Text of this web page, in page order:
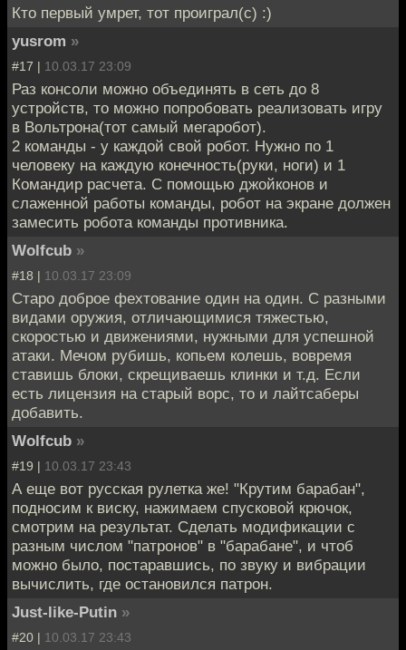
Кто первый умрет, тот проиграл(с) :)
yusrom »
#17 | 10.03.17 23:09
Раз консоли можно объединять в сеть до 8
устройств, то можно попробовать реализовать игру
в Вольтрона(тот самый мегаробот).
2 команды - у каждой свой робот. Нужно по 1
человеку на каждую конечность(руки, ноги) и 1
Командир расчета. С помощью джойконов и
слаженной работы команды, робот на экране должен
замесить робота команды противника.
Wolfcub »
#18 | 10.03.17 23:09
Старо доброе фехтование один на один. С разными
видами оружия, отличающимися тяжестью,
скоростью и движениями, нужными для успешной
атаки. Мечом рубишь, копьем колешь, вовремя
ставишь блоки, скрещиваешь клинки и т.д. Если
есть лицензия на старый ворс, то и лайтсаберы
добавить.
Wolfcub »
#19 | 10.03.17 23:43
А еще вот русская рулетка же! "Крутим барабан",
подносим к виску, нажимаем спусковой крючок,
смотрим на результат. Сделать модификации с
разным числом "патронов" в "барабане", и чтоб
можно было, постаравшись, по звуку и вибрации
вычислить, где остановился патрон.
Just-like-Putin »
#20 | 10.03.17 23:43